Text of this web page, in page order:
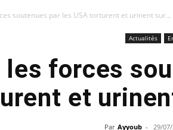
soutenues par les USA torturent et urinent sur...
Actualités
les forces
et
Par Ayyoub - 29/